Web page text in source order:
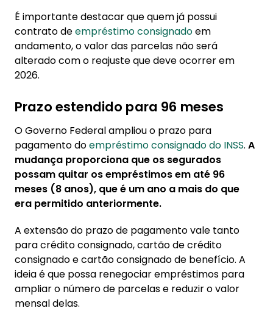
É importante destacar que quem já possui
contrato deempréstimo consignadoem
andamento, o valor das parcelas não será
alterado com o reajuste que deve ocorrer em
2026.
Prazo estendido para 96 meses
O Governo Federal ampliou o prazo para
pagamento doempréstimo consignado do INSS. A
mudança proporciona que os segurados
possam quitar os empréstimos em até 96
meses (8 anos), que é um ano a mais do que
era permitido anteriormente.
A extensão do prazo de pagamento vale tanto
para crédito consignado, cartão de crédito
consignado e cartão consignado de benefício. A
ideia é que possa renegociar empréstimos para
ampliar o número de parcelas e reduzir o valor
mensal delas.